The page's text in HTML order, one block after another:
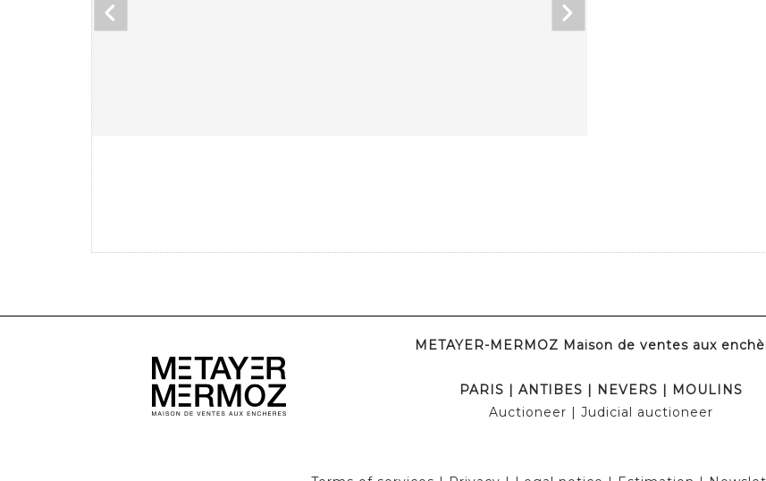
METAYER-MERMOZ Maison de ventes aux
PARIS | ANTIBES | NEVERS | MOULINS
Auctioneer | Judicial auctioneer